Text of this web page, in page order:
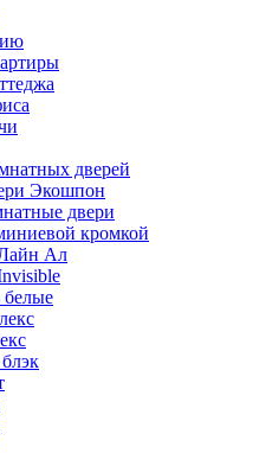
дверей
Экошпон
двери
кромкой
Ал